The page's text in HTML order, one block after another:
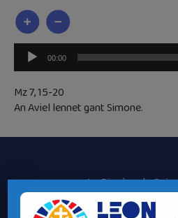
Lecteur
audio
00:00
Mz 7, 15-20
An Aviel lennet gant Simone.
Le Diocèse de
Contacter le